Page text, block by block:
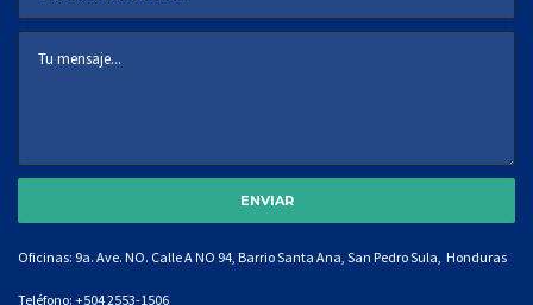
Oficinas: 9a. Ave. NO. Calle A NO 94, Barrio Santa Ana, San Pedro Sula, Honduras
Teléfono: +504 2553-1506